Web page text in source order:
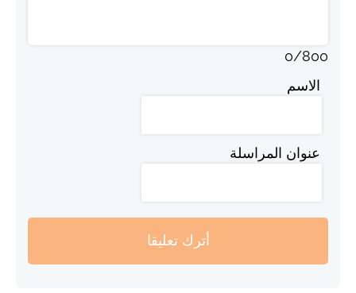
0/800
الاسم
عنوان المراسلة
أترك تعليقا